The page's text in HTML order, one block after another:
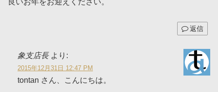
良いお年をお迎えください。
返信
象支店長 より:
2015年12月31日 12:47 PM
tontan さん、こんにちは。